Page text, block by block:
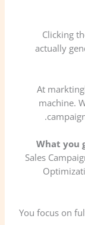
Clicking
actually
At
machine.
What you
Sales
You focus on